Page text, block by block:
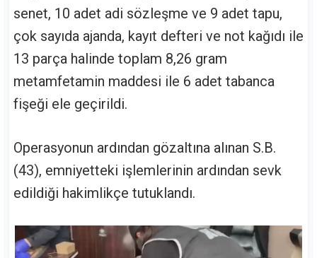
senet, 10 adet adi sözleşme ve 9 adet tapu,
çok sayıda ajanda, kayıt defteri ve not kağıdı ile
13 parça halinde toplam 8,26 gram
metamfetamin maddesi ile 6 adet tabanca
fişeği ele geçirildi.
Operasyonun ardından gözaltına alınan S.B.
(43), emniyetteki işlemlerinin ardından sevk
edildiği hakimlikçe tutuklandı.